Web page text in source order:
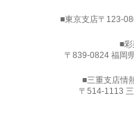
■東京支店〒123-
■彩
〒839-0824 福岡
■三重支店情
〒514-1113